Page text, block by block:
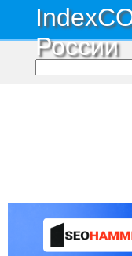
России